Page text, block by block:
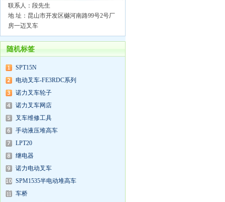
联系人：段先生
地 址：昆山市开发区樾河南路99号2号厂
房一迈叉车
随机标签
SPT15N
电动叉车-FE3RDC系列
诺力叉车轮子
诺力叉车网店
叉车维修工具
手动液压堆高车
LPT20
继电器
诺力电动叉车
SPM1535半电动堆高车
车桥